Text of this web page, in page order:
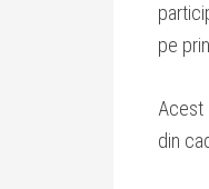
pe
Acest
din